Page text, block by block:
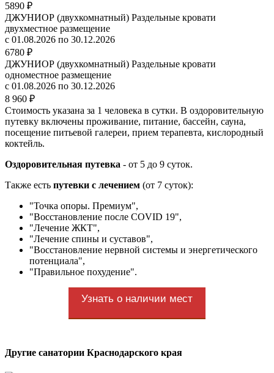
5890 ₽
ДЖУНИОР (двухкомнатный) Раздельные кровати
двухместное размещение
с 01.08.2026 по 30.12.2026
6780 ₽
ДЖУНИОР (двухкомнатный) Раздельные кровати
одноместное размещение
с 01.08.2026 по 30.12.2026
8 960 ₽
Стоимость указана за 1 человека в сутки. В оздоровительную
путевку включены проживание, питание, бассейн, сауна,
посещение питьевой галереи, прием терапевта, кислородный
коктейль.
Оздоровительная путевка - от 5 до 9 суток.
Также есть путевки с лечением (от 7 суток):
"Точка опоры. Премиум",
"Восстановление после COVID 19",
"Лечение ЖКТ",
"Лечение спины и суставов",
"Восстановление нервной системы и энергетического
потенциала",
"Правильное похудение".
Узнать о наличии мест
Другие санатории Краснодарского края